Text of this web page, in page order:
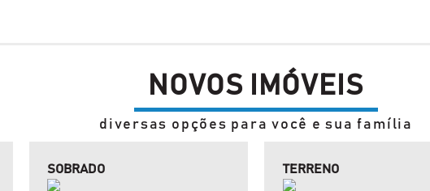
NOVOS IMÓVEIS
diversas opções para você e sua família
SOBRADO TERRENO